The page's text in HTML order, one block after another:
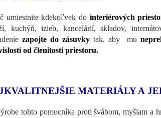
umiestnite kdekoľvek do interiérových
kuchýň, izieb, kancelárií, skladov,
zapojte do zásuvky tak, aby mu
od členitosti priestoru.
MATERIÁLY A
tohto pomocníka proti švábom, myšiam a